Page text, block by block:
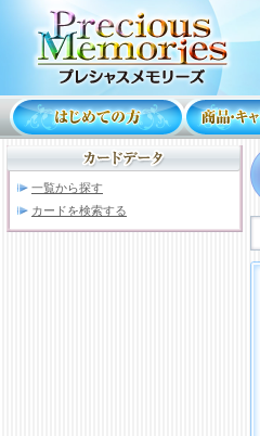
一覧から探す
カードを検索する